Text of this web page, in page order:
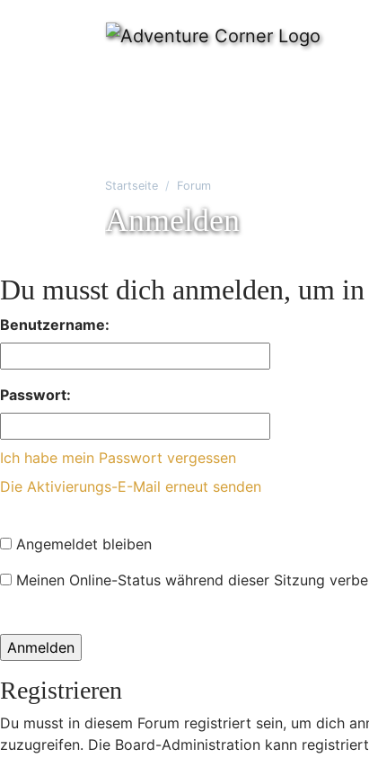
Startseite Forum
Anmelden
Du musst dich anmelden, um
Benutzername:
Passwort:
Ich habe mein Passwort vergessen
Die Aktivierungs-E-Mail erneut senden
Angemeldet bleiben
Meinen Online-Status während dieser Sitzung
Registrieren
Du musst in diesem Forum registriert sein, um dich
zuzugreifen. Die Board-Administration kann